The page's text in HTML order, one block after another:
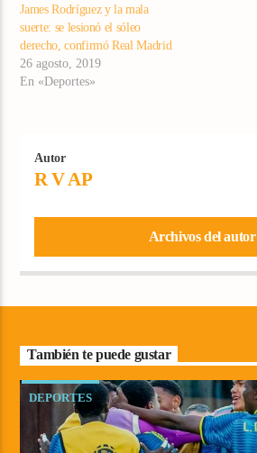
James Rodríguez y la mala
suerte: se lesionó el sóleo
derecho, confirmó Real Madrid
26 agosto, 2019
En «Deportes»
Autor
R V AP
Archivos del autor
También te puede gustar
DEPORTES